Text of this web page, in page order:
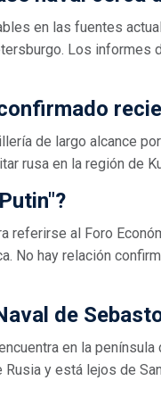
en las fuentes
Los
de largo alcance
rusa en la región de
referirse al Foro
No hay relación
de
en la
y está lejos de